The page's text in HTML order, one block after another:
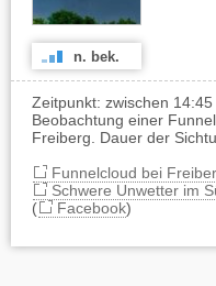
n. bek.
Zeitpunkt: zwischen
Beobachtung einer
Freiberg. Dauer der
Funnelcloud bei
Schwere Unwetter im
(
Facebook)